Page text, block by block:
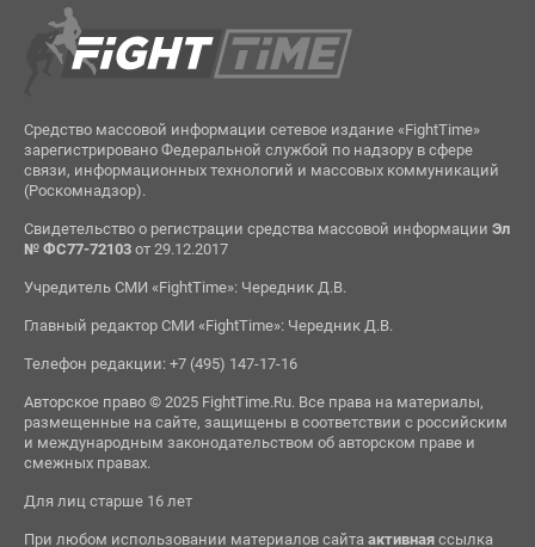
Средство массовой информации сетевое издание «FightTime»
зарегистрировано Федеральной службой по надзору в сфере
связи, информационных технологий и массовых коммуникаций
(Роскомнадзор).
Свидетельство о регистрации средства массовой информации Эл
№ ФС77-72103от 29.12.2017
Учредитель СМИ «FightTime»: Чередник Д.В.
Главный редактор СМИ «FightTime»: Чередник Д.В.
Телефон редакции: +7 (495) 147-17-16
Авторское право © 2025 FightTime.Ru. Все права на материалы,
размещенные на сайте, защищены в соответствии с российским
и международным законодательством об авторском праве и
смежных правах.
Для лиц старше 16 лет
При любом использовании материалов сайта активнаяссылка